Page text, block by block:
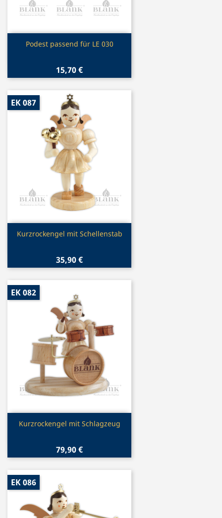
Vorschau
Podest passend für LE 030
15,70 €
Vorschau
Kurzrockengel mit Schellenstab
35,90 €
EK 087
Vorschau
Kurzrockengel mit Schlagzeug
79,90 €
EK 082
EK 086